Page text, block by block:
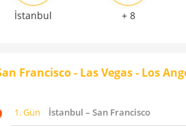
İstanbul + 8
Francisco - Las Vegas - Los
1. Gün
İstanbul – San Francisco